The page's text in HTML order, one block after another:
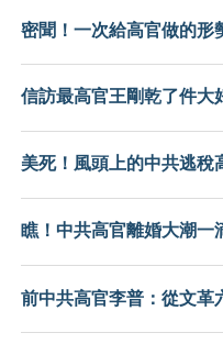
密聞！一次給高官做的形
信訪最高官王剛乾了件大
美死！風頭上的中共逃稅
瞧！中共高官離婚大潮一
前中共高官李普：從文革